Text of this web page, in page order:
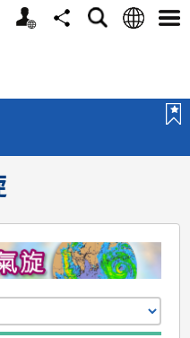
個
分
搜
語
選